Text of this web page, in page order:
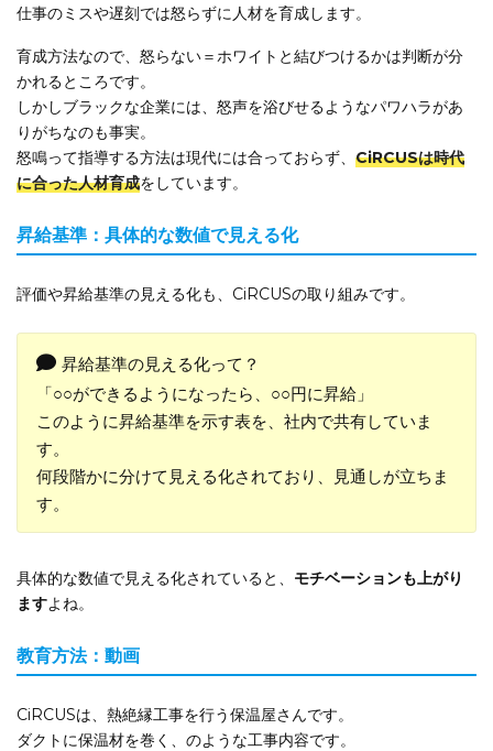
仕事のミスや遅刻では怒らずに人材を育成します。
育成方法なので、怒らない＝ホワイトと結びつけるかは判断が分
かれるところです。
しかしブラックな企業には、怒声を浴びせるようなパワハラがあ
りがちなのも事実。
怒鳴って指導する方法は現代には合っておらず、 CiRCUSは時代
に合った人材育成をしています。
昇給基準：具体的な数値で見える化
評価や昇給基準の見える化も、CiRCUSの取り組みです。
昇給基準の見える化って？
「○○ができるようになったら、○○円に昇給」
このように昇給基準を示す表を、社内で共有していま
す。
何段階かに分けて見える化されており、見通しが立ちま
す。
具体的な数値で見える化されていると、 モチベーションも上がり
ますよね。
教育方法：動画
CiRCUSは、熱絶縁工事を行う保温屋さんです。
ダクトに保温材を巻く、のような工事内容です。